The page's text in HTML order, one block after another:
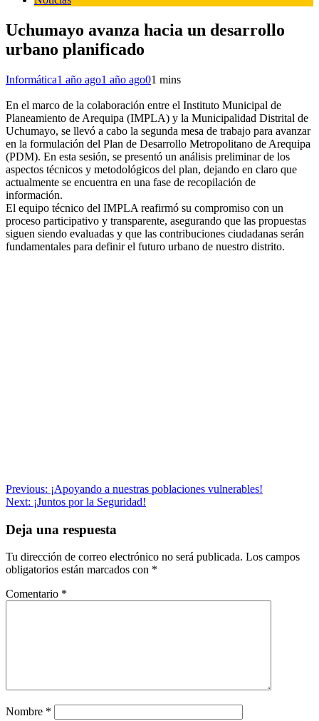
Uchumayo avanza hacia un desarrollo
urbano planificado
Informática1 año ago1 año ago01 mins
En el marco de la colaboración entre el Instituto Municipal de
Planeamiento de Arequipa (IMPLA) y la Municipalidad Distrital de
Uchumayo, se llevó a cabo la segunda mesa de trabajo para avanzar
en la formulación del Plan de Desarrollo Metropolitano de Arequipa
(PDM). En esta sesión, se presentó un análisis preliminar de los
aspectos técnicos y metodológicos del plan, dejando en claro que
actualmente se encuentra en una fase de recopilación de
información.
El equipo técnico del IMPLA reafirmó su compromiso con un
proceso participativo y transparente, asegurando que las propuestas
siguen siendo evaluadas y que las contribuciones ciudadanas serán
fundamentales para definir el futuro urbano de nuestro distrito.
Navegación
de
entradas
Previous: ¡Apoyando a nuestras poblaciones vulnerables!
Next: ¡Juntos por la Seguridad!
Deja una respuesta
Tu dirección de correo electrónico no será publicada. Los campos
obligatorios están marcados con *
Comentario *
Nombre *